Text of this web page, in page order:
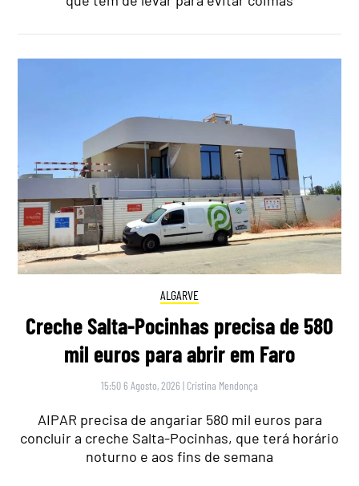
ALGARVE
Creche Salta-Pocinhas precisa de 580
mil euros para abrir em Faro
15:50 6 Agosto, 2026 | Cristina Mendonça
AIPAR precisa de angariar 580 mil euros para
concluir a creche Salta-Pocinhas, que terá horário
noturno e aos fins de semana